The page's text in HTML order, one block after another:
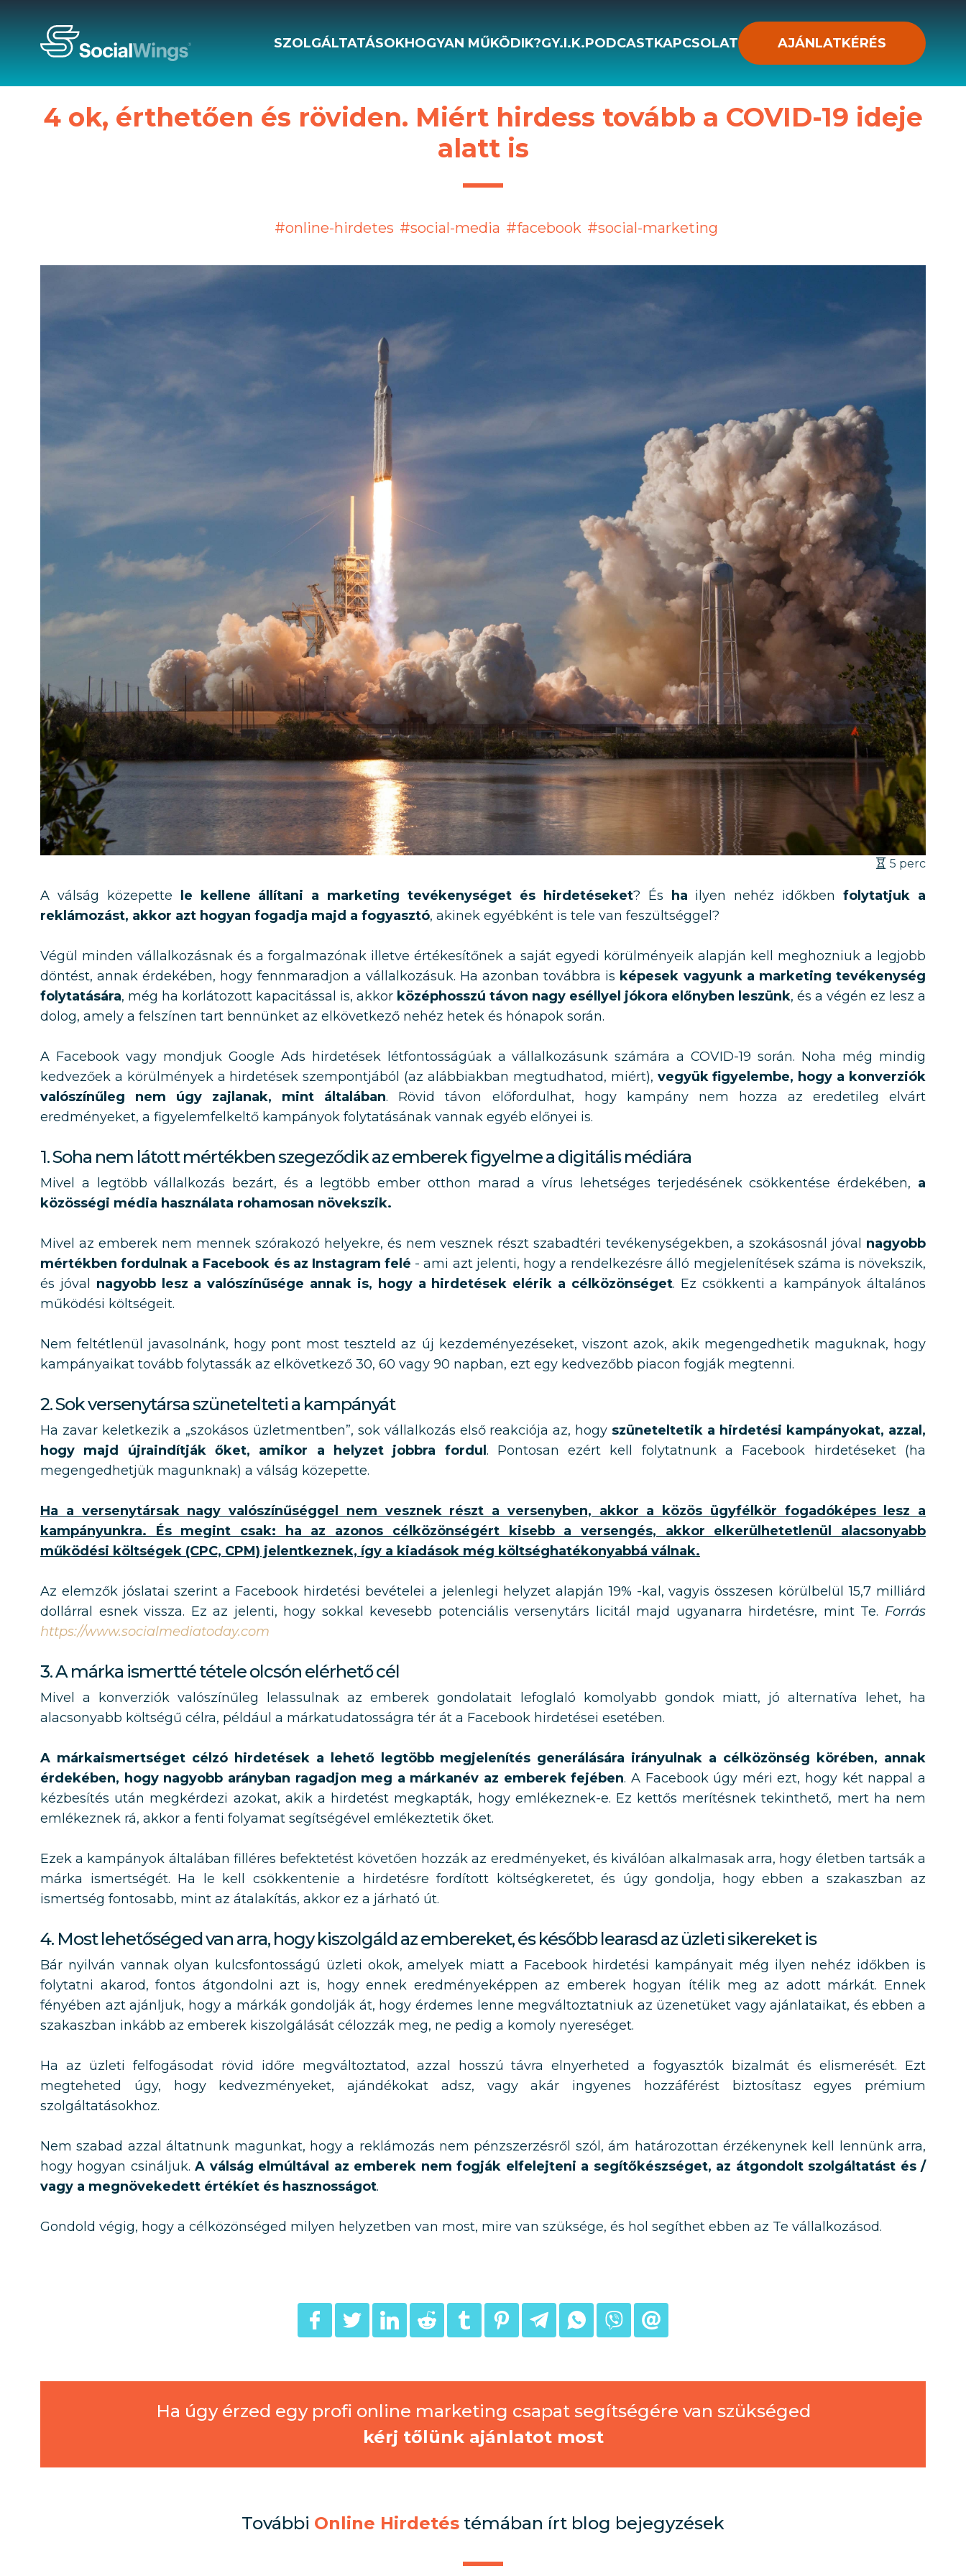
SZOLGÁLTATÁSOKHOGYAN MŰKÖDIK?GY.I.K.PODCASTKAPCSOLAT AJÁNLATKÉRÉS
4 ok, érthetően és röviden. Miért hirdess tovább a COVID-19 ideje
alatt is
#online-hirdetes #social-media #facebook #social-marketing
5 perc
A válság közepette le kellene állítani a marketing tevékenységet és hirdetéseket? És ha ilyen nehéz időkbenfolytatjuk a
reklámozást, akkor azt hogyan fogadja majd a fogyasztó, akinek egyébként is tele van feszültséggel?
Végül minden vállalkozásnak és a forgalmazónak illetve értékesítőnek a saját egyedi körülményeik alapján kell meghozniuk a legjobb
döntést, annak érdekében, hogy fennmaradjon a vállalkozásuk. Ha azonban továbbra is képesek vagyunk a marketing tevékenység
folytatására, még ha korlátozott kapacitással is, akkor középhosszú távon nagy eséllyel jókora előnyben leszünk, és a végén ez lesz a
dolog, amely a felszínen tart bennünket az elkövetkező nehéz hetek és hónapok során.
A Facebook vagy mondjuk Google Ads hirdetések létfontosságúak a vállalkozásunk számára a COVID-19 során. Noha még mindig
kedvezőek a körülmények a hirdetések szempontjából (az alábbiakban megtudhatod, miért), vegyük figyelembe, hogy a konverziók
valószínűleg nem úgy zajlanak, mint általában. Rövid távon előfordulhat, hogy kampány nem hozza az eredetileg elvárt
eredményeket, a figyelemfelkeltő kampányok folytatásának vannak egyéb előnyei is.
1. Soha nem látott mértékben szegeződik az emberek figyelme a digitális médiára
Mivel a legtöbb vállalkozás bezárt, és a legtöbb ember otthon marad a vírus lehetséges terjedésének csökkentése érdekében, a
közösségi média használata rohamosan növekszik.
Mivel az emberek nem mennek szórakozó helyekre, és nem vesznek részt szabadtéri tevékenységekben, a szokásosnál jóval nagyobb
mértékben fordulnak a Facebook és az Instagram felé - ami azt jelenti, hogy a rendelkezésre álló megjelenítések száma is növekszik,
és jóval nagyobb lesz a valószínűsége annak is, hogy a hirdetések elérik a célközönséget. Ez csökkenti a kampányok általános
működési költségeit.
Nem feltétlenül javasolnánk, hogy pont most teszteld az új kezdeményezéseket, viszont azok, akik megengedhetik maguknak, hogy
kampányaikat tovább folytassák az elkövetkező 30, 60 vagy 90 napban, ezt egy kedvezőbb piacon fogják megtenni.
2. Sok versenytársa szünetelteti a kampányát
Ha zavar keletkezik a „szokásos üzletmentben”, sok vállalkozás első reakciója az, hogy szüneteltetik a hirdetési kampányokat, azzal,
hogy majd újraindítják őket, amikor a helyzet jobbra fordul . Pontosan ezért kell folytatnunk a Facebook hirdetéseket (ha
megengedhetjük magunknak) a válság közepette.
Ha a versenytársak nagy valószínűséggel nem vesznek részt a versenyben, akkor a közös ügyfélkör fogadóképes lesz a
kampányunkra. És megint csak: ha az azonos célközönségért kisebb a versengés, akkor elkerülhetetlenül alacsonyabb
működési költségek (CPC, CPM) jelentkeznek, így a kiadások még költséghatékonyabbá válnak.
Az elemzők jóslatai szerint a Facebook hirdetési bevételei a jelenlegi helyzet alapján 19% -kal, vagyis összesen körülbelül 15,7 milliárd
dollárral esnek vissza. Ez az jelenti, hogy sokkal kevesebb potenciális versenytárs licitál majd ugyanarra hirdetésre, mint Te. Forrás
https://www.socialmediatoday.com
3. A márka ismertté tétele olcsón elérhető cél
Mivel a konverziók valószínűleg lelassulnak az emberek gondolatait lefoglaló komolyabb gondok miatt, jó alternatíva lehet, ha
alacsonyabb költségű célra, például a márkatudatosságra tér át a Facebook hirdetései esetében.
A márkaismertséget célzó hirdetések a lehető legtöbb megjelenítés generálására irányulnak a célközönség körében, annak
érdekében, hogy nagyobb arányban ragadjon meg a márkanév az emberek fejében. A Facebook úgy méri ezt, hogy két nappal a
kézbesítés után megkérdezi azokat, akik a hirdetést megkapták, hogy emlékeznek-e. Ez kettős merítésnek tekinthető, mert ha nem
emlékeznek rá, akkor a fenti folyamat segítségével emlékeztetik őket.
Ezek a kampányok általában filléres befektetést követően hozzák az eredményeket, és kiválóan alkalmasak arra, hogy életben tartsák a
márka ismertségét. Ha le kell csökkentenie a hirdetésre fordított költségkeretet, és úgy gondolja, hogy ebben a szakaszban az
ismertség fontosabb, mint az átalakítás, akkor ez a járható út.
4. Most lehetőséged van arra, hogy kiszolgáld az embereket, és később learasd az üzleti sikereket is
Bár nyilván vannak olyan kulcsfontosságú üzleti okok, amelyek miatt a Facebook hirdetési kampányait még ilyen nehéz időkben is
folytatni akarod, fontos átgondolni azt is, hogy ennek eredményeképpen az emberek hogyan ítélik meg az adott márkát. Ennek
fényében azt ajánljuk, hogy a márkák gondolják át, hogy érdemes lenne megváltoztatniuk az üzenetüket vagy ajánlataikat, és ebben a
szakaszban inkább az emberek kiszolgálását célozzák meg, ne pedig a komoly nyereséget.
Ha az üzleti felfogásodat rövid időre megváltoztatod, azzal hosszú távra elnyerheted a fogyasztók bizalmát és elismerését. Ezt
megteheted úgy, hogy kedvezményeket, ajándékokat adsz, vagy akár ingyenes hozzáférést biztosítasz egyes prémium
szolgáltatásokhoz.
Nem szabad azzal áltatnunk magunkat, hogy a reklámozás nem pénzszerzésről szól, ám határozottan érzékenynek kell lennünk arra,
hogy hogyan csináljuk.A válság elmúltával az emberek nem fogják elfelejteni a segítőkészséget, az átgondolt szolgáltatást és /
vagy a megnövekedett értékíet és hasznosságot.
Gondold végig, hogy a célközönséged milyen helyzetben van most, mire van szüksége, és hol segíthet ebben az Te vállalkozásod.
Ha úgy érzed egy profi online marketing csapat segítségére van szükséged
kérj tőlünk ajánlatot most
További Online Hirdetés témában írt blog bejegyzések